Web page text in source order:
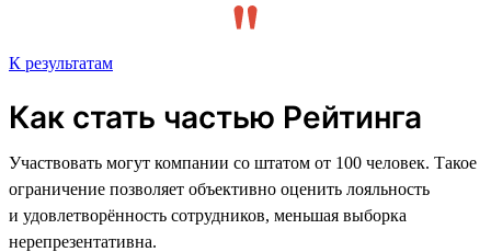
К результатам
Как стать частью Рейтинга
Участвовать могут компании со штатом от 100 человек. Такое
ограничение позволяет объективно оценить лояльность
и удовлетворённость сотрудников, меньшая выборка
нерепрезентативна.